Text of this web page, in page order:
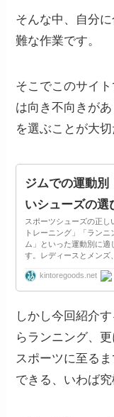
そんな中、自分
難な作業です。
そこでこのサイ
は向き不向きが
を選ぶことが大
ジムでの運動別
いシューズの選
スポーツシューズの正し
トレーニング」「ラン
ム」といった運動別に適
す。レディースとメンズ
kintoregoods.net
しかし今回紹介
らランニング、
スポーツに至る
できる、いわば究